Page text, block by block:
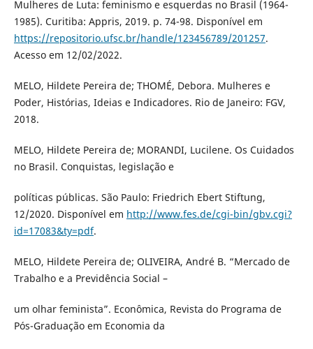
Mulheres de Luta: feminismo e esquerdas no Brasil (1964-
1985). Curitiba: Appris, 2019. p. 74-98. Disponível em
https://repositorio.ufsc.br/handle/123456789/201257.
Acesso em 12/02/2022.
MELO, Hildete Pereira de; THOMÉ, Debora. Mulheres e
Poder, Histórias, Ideias e Indicadores. Rio de Janeiro: FGV,
2018.
MELO, Hildete Pereira de; MORANDI, Lucilene. Os Cuidados
no Brasil. Conquistas, legislação e
políticas públicas. São Paulo: Friedrich Ebert Stiftung,
12/2020. Disponível em http://www.fes.de/cgi-bin/gbv.cgi?
id=17083&ty=pdf.
MELO, Hildete Pereira de; OLIVEIRA, André B. “Mercado de
Trabalho e a Previdência Social –
um olhar feminista”. Econômica, Revista do Programa de
Pós-Graduação em Economia da